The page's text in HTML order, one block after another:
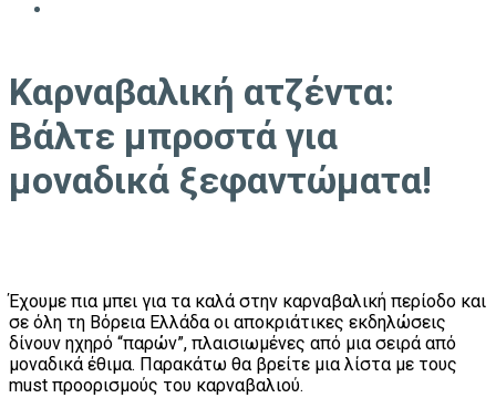
Καρναβαλική ατζέντα:
Βάλτε μπροστά για
μοναδικά ξεφαντώματα!
Έχουμε πια μπει για τα καλά στην καρναβαλική περίοδο και
σε όλη τη Βόρεια Ελλάδα οι αποκριάτικες εκδηλώσεις
δίνουν ηχηρό “παρών”, πλαισιωμένες από μια σειρά από
μοναδικά έθιμα. Παρακάτω θα βρείτε μια λίστα με τους
must προορισμούς του καρναβαλιού.